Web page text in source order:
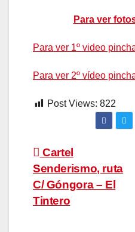
Para ver
Para ver 1º video
Para ver 2º vídeo
Post Views: 822
Navegación
de
entradas
Cartel
Senderismo, ruta
C/ Góngora – El
Tintero